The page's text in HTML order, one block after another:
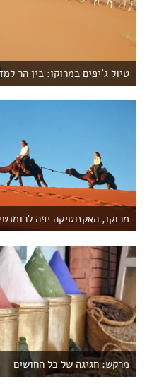
מרוקו היא מקום נהדר
מפורסמים במרוקו
במרקש, אבל כמעט כל עיר
שמציע למכירה תבלינים
תמרוקים טבעיים,
מוצרי עץ, מוצרי נחושת
מדרום למרוקו נמצאת
טיול ג'יפים במרוקו: בין הר
מרוקו, האקזוטיקה יפה
מרקש: חגיגה של כל החושים